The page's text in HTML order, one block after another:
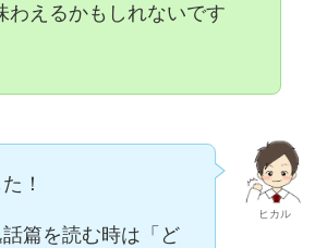
わえるかもしれないです
ヒカル
！
篇を読む時は「ど